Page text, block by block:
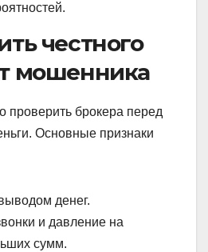
честного
мошенника
проверить брокера перед
Основные признаки
денег.
и давление на
сумм.